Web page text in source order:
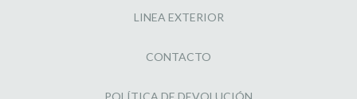
LINEA EXTERIOR
CONTACTO